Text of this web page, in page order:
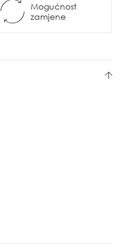
Mogućnost
zamjene